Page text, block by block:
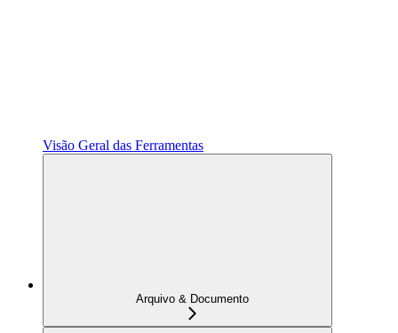
Visão Geral das Ferramentas
Arquivo & Documento